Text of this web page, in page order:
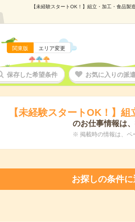
【未経験スタートOK！】組立・加工・食品
関東版 エリア変更
保存した希望条件 お気に入りの派
【未経験スタートOK！】
のお仕事情報は
※ 掲載時の情報は、ペ
お探しの条件